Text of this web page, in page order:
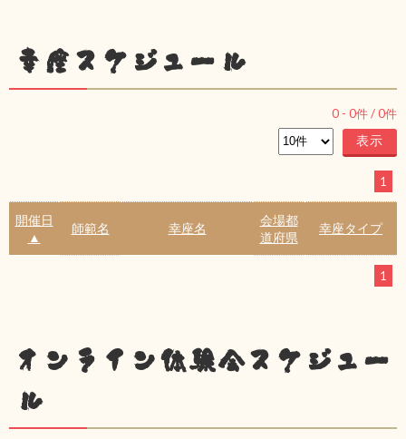
幸座スケジュール
0 - 0件 /0件
1
開催日
▲
師範名 幸座名
会場都
道府県
幸座タイプ
1
オンライン体験会スケジュー
ル